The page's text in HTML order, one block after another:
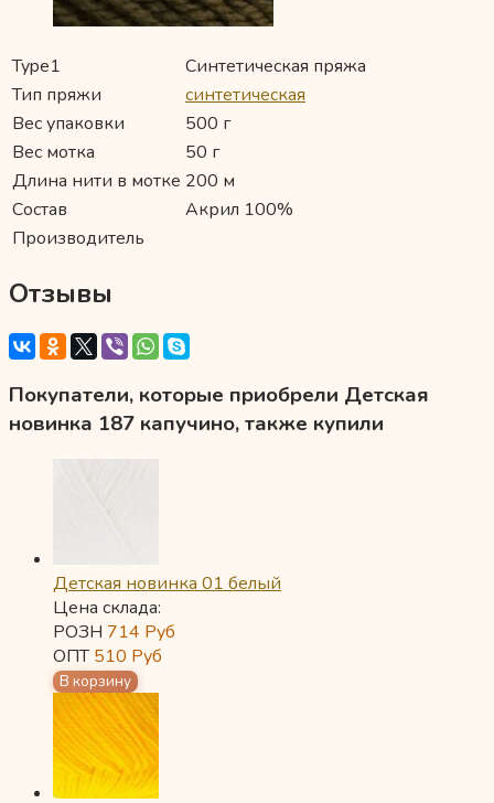
Type1
Синтетическая пряжа
Тип пряжи
синтетическая
Вес упаковки
500 г
Вес мотка
50 г
Длина нити в мотке 200 м
Состав
Акрил 100%
Производитель
Отзывы
Покупатели, которые приобрели Детская
новинка 187 капучино, также купили
Детская новинка 01 белый
Цена склада:
РОЗН 714 Руб
ОПТ510 Руб